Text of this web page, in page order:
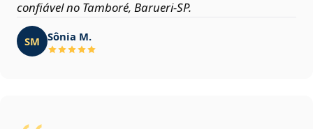
confiável no Tamboré, Barueri‑SP.
SM Sônia M.